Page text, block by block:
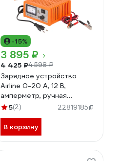
-15%
3 895 ₽
4 425 ₽4 598 ₽
Зарядное устройство
Airline 0-20 А, 12 В,
амперметр, ручная
регулировка, импульсный
5(2) 22819185
В корзину